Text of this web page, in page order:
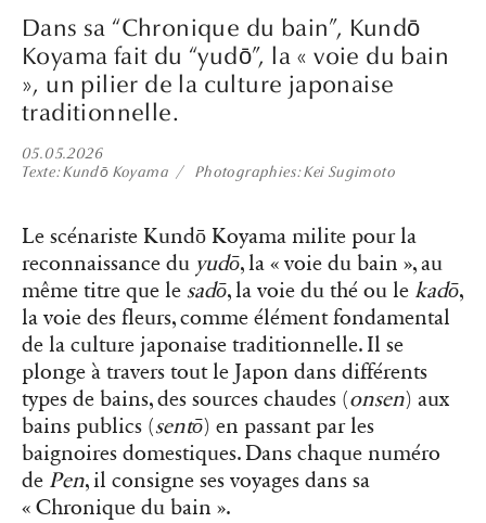
Dans sa “Chronique du bain”, Kundō
Koyama fait du “yudō”, la « voie du bain
», un pilier de la culture japonaise
traditionnelle.
05.05.2026
Texte Kundō Koyama Photographies Kei Sugimoto
Le scénariste Kundō Koyama milite pour la
reconnaissance du yudō, la « voie du bain », au
même titre que le sadō, la voie du thé ou le kadō,
la voie des fleurs, comme élément fondamental
de la culture japonaise traditionnelle. Il se
plonge à travers tout le Japon dans différents
types de bains, des sources chaudes (onsen) aux
bains publics (sentō) en passant par les
baignoires domestiques. Dans chaque numéro
de Pen, il consigne ses voyages dans sa
« Chronique du bain ».